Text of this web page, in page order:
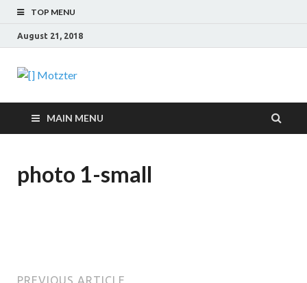
TOP MENU
August 21, 2018
[] Motzter
MAIN MENU
photo 1-small
PREVIOUS ARTICLE